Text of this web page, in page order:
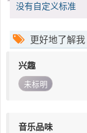
没有自定义标准
更好地了解我
兴趣
未标明
音乐品味